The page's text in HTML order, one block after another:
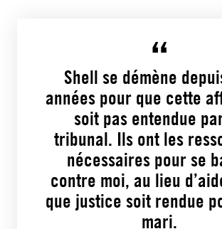
Shell se démène
années pour que cette
soit pas entendue
tribunal. Ils ont les
nécessaires pour se
contre moi, au lieu
que justice soit rendue
mari.